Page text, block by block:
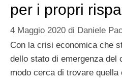
per i propri
4 Maggio 2020 di Daniele
Con la crisi economica che
dello stato di emergenza del
modo cerca di trovare